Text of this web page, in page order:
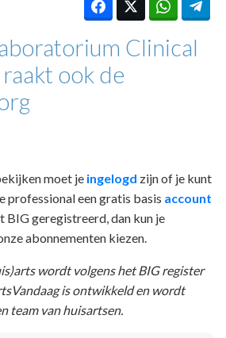
Clinical
ook de
moet je ingelogd zijn of je kunt
professional een gratis basis account
BIG geregistreerd, dan kun je
abonnementen kiezen.
wordt volgens het BIG register
is ontwikkeld en wordt
team van huisartsen.